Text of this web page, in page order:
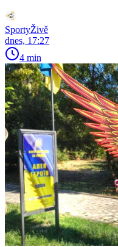
SportyŽivě
dnes, 17:27
4 min